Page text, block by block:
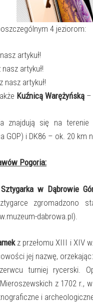
4 jeziorom:
artykuł!
artykuł!
nasz artykuł!
Kuźnicą Warężyńską –
znajdują się na
GOP) i DK86 – ok. 20 km
Pogoria:
w Dąbrowie
zgromadzono
dabrowa.pl).
z przełomu XIII i XIV
jej nazwę,
turniej rycerski.
z 1702 r.,
i